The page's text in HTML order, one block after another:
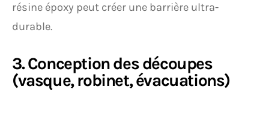
résine époxy peut créer une barrière ultra-
durable.
3. Conception des découpes
(vasque, robinet, évacuations)